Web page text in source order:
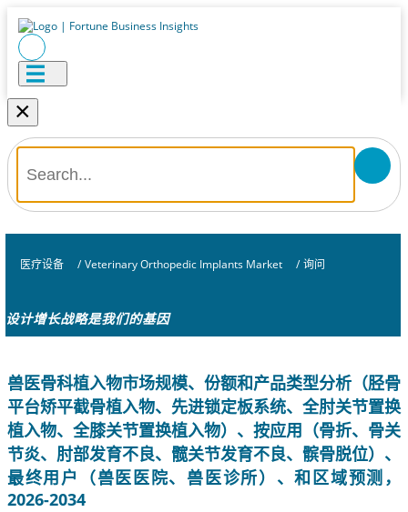
×
医疗设备 / Veterinary Orthopedic Implants Market / 询问
设计增长战略是我们的基因
兽医骨科植入物市场规模、份额和产品类型分析（胫骨
平台矫平截骨植入物、先进锁定板系统、全肘关节置换
植入物、全膝关节置换植入物）、按应用（骨折、骨关
节炎、肘部发育不良、髋关节发育不良、髌骨脱位）、
最终用户（兽医医院、兽医诊所）、和区域预测，
2026-2034